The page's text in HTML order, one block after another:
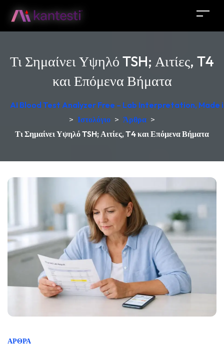
Τι Σημαίνει Υψηλό TSH; Αιτίες, T4
και Επόμενα Βήματα
AI Blood Test Analyzer Free – Lab Interpretation, Made
> Ιστολόγιο > Άρθρα >
Τι Σημαίνει Υψηλό TSH; Αιτίες, T4 και Επόμενα Βήματα
ΆΡΘΡΑ